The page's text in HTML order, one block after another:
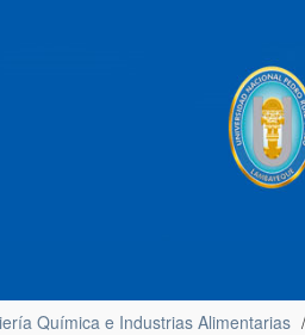
Química e Industrias Alimentarias